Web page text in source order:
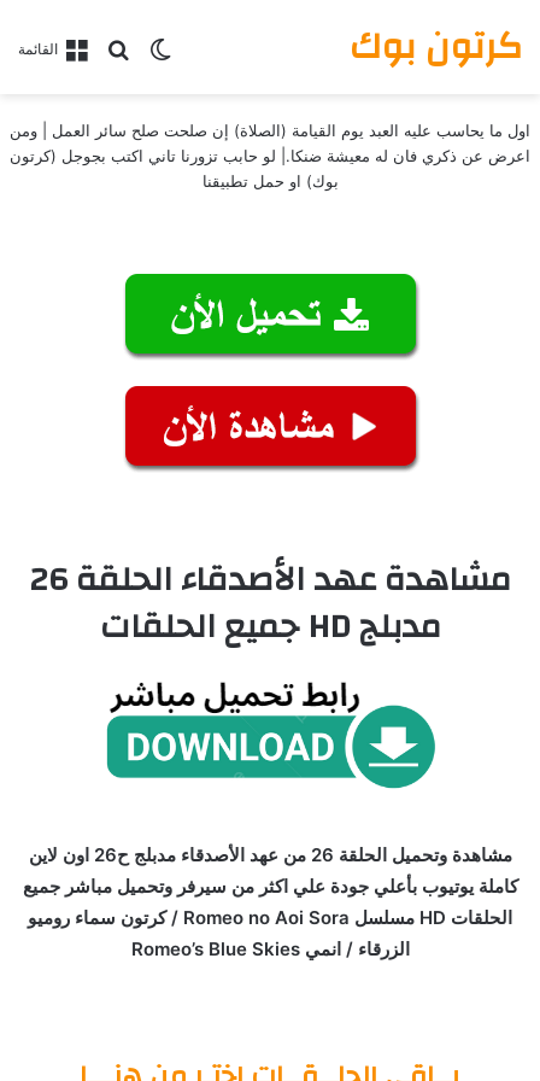
القائمةبحث عن
الوضع المظلم كرتون بوك
اول ما يحاسب عليه العبد يوم القيامة (الصلاة) إن صلحت صلح سائر العمل | ومن
اعرض عن ذكري فان له معيشة ضنكا.| لو حابب تزورنا تاني اكتب بجوجل (كرتون
بوك) او حمل تطبيقنا
مشاهدة عهد الأصدقاء الحلقة 26
مدبلج HD جميع الحلقات
مشاهدة وتحميل الحلقة 26 من عهد الأصدقاء مدبلج ح26 اون لاين
كاملة يوتيوب بأعلي جودة علي اكثر من سيرفر وتحميل مباشر جميع
الحلقات HD مسلسل Romeo no Aoi Sora / كرتون سماء روميو
الزرقاء / انمي Romeo’s Blue Skies